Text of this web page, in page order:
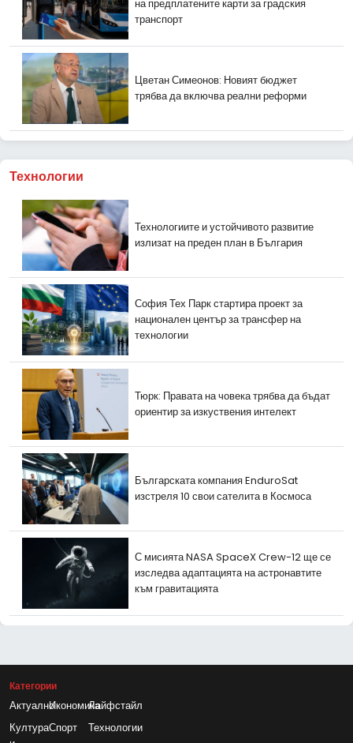
на предплатените карти за градския
транспорт
Цветан Симеонов: Новият бюджет
трябва да включва реални реформи
Технологии
Технологиите и устойчивото развитие
излизат на преден план в България
София Тех Парк стартира проект за
национален център за трансфер на
технологии
Тюрк: Правата на човека трябва да бъдат
ориентир за изкуствения интелект
Българската компания EnduroSat
изстреля 10 свои сателита в Космоса
С мисията NASA SpaceX Crew-12 ще се
изследва адаптацията на астронавтите
към гравитацията
Категории
АктуалноИкономикаЛайфстайл
КултураСпорт Технологии